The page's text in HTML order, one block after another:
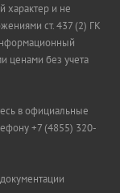
характер и не
ст. 437 (2) ГК
ценами без учета
в официальные
+7 (4855) 320-